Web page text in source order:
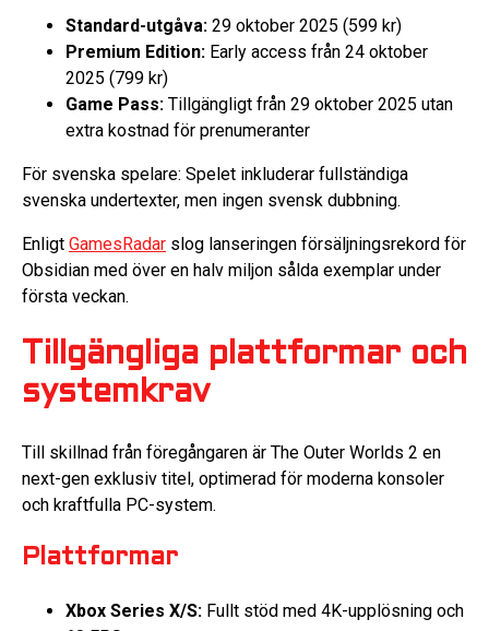
Standard-utgåva: 29 oktober 2025 (599 kr)
Premium Edition: Early access från 24 oktober
2025 (799 kr)
Game Pass: Tillgängligt från 29 oktober 2025 utan
extra kostnad för prenumeranter
För svenska spelare: Spelet inkluderar fullständiga
svenska undertexter, men ingen svensk dubbning.
Enligt GamesRadar slog lanseringen försäljningsrekord för
Obsidian med över en halv miljon sålda exemplar under
första veckan.
Tillgängliga plattformar och
systemkrav
Till skillnad från föregångaren är The Outer Worlds 2 en
next-gen exklusiv titel, optimerad för moderna konsoler
och kraftfulla PC-system.
Plattformar
Xbox Series X/S: Fullt stöd med 4K-upplösning och